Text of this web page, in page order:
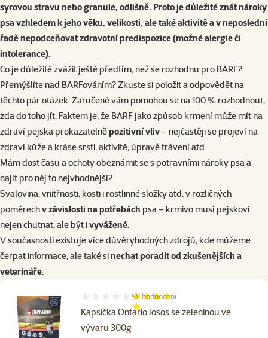
syrovou stravu nebo granule, odlišně. Proto je důležité znát nároky
psa vzhledem k jeho věku, velikosti, ale také aktivitě a v neposlední
řadě nepodceňovat zdravotní predispozice (možné alergie či
intolerance).
Co je důležité zvážit ještě předtím, než se rozhodnu pro BARF?
Přemýšlíte nad BARFováním? Zkuste si položit a odpovědět na
těchto pár otázek. Zaručeně vám pomohou se na 100 % rozhodnout,
zda do toho jít. Faktem je, že BARF jako způsob krmení může mít na
zdraví pejska prokazatelněpozitivní vliv– nejčastěji se projeví na
zdraví kůže a kráse srsti, aktivitě, úpravě trávení atd.
Mám dost času a ochoty obeznámit se s potravními nároky psa a
najít pro něj to nejvhodnější?
Svalovina, vnitřnosti, kosti i rostlinné složky atd. v rozličných
poměrechv závislosti na potřebách psa – krmivo musí pejskovi
nejen chutnat, ale být ivyvážené
V současnosti existuje více důvěryhodných zdrojů, kde můžeme
čerpat informace, ale také sinechat poradit od zkušenějších a
veterináře
Kapsička Ontario losos se zeleninou ve
vývaru 300g
Hodnocení 88%, počet hodnocení: 5
5× hodnocení